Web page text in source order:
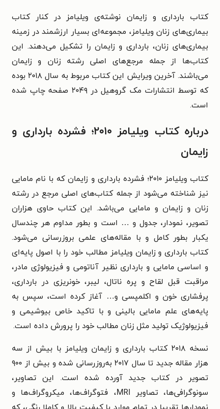
کتاب بارداری و زایمان نوشته‌ی ویلیامز در کنار کتاب
بیماری‌های زنان ویلیامز، مجموعه‌ای بسیار ارزشمند در زمینه
بیماری‌های زنان، بارداری و زایمان را تشکیل می‌دهند. این
کتاب‌ها از جمله مرجع‌های اصلی رشته زنان و زایمان
می‌باشند. آخرین ویرایش این کتاب مربوط به سال ۲۰۱۸ بوده
که توسط انتشارات مک گروهیل در ۲۰۴۹ صفحه چاپ شده
است.
درباره کتاب ویلیامز ۲۰۱۰؛ فشرده بارداری و
زایمان
کتاب ویلیامز ۲۰۱۰؛ فشرده بارداری و زایمان که با نام مامایی
نیز شناخته می‌شود از جمله کتاب‌های اصلی مرجع در رشته
زنان و زایمان و مامایی می‌باشد. این کتاب حاوی هزاران
تصویر، نمودار، جدول و … است و بطور مداوم هر چندسال
یکبار بطور کامل و با مقاله‌های علمی بروزرسانی می‌شود.
کتاب بارداری و زایمان ویلیامز مطالب خود را با اصول پایه‌ای
و اساسی مامایی و بارداری نظیر آناتومی و فیزیولوژی مادر،
مراقبت قبل لقاح و پره ناتال، لیبر، خونریزی در بارداری،
پرفشاری خون و اکلمپسی و… آغاز کرده است، سپس به
پایه‌های علم مامایی بالینی و با تاکید خاص بیوشیمی و
فیزیولوژیک تولید مثل زنان مطالب خود را پرورش داده است.
نسخه ۲۰۱۸ کتاب بارداری و زایمان ویلیامز با بیش از سه
هزار مقاله جدید تا سال ۲۰۱۷ به‌روزرسانی شده و بیش از ۹۰۰
تصویر در کتاب جدید آورده شده است. این تصاویر،
سونوگرافی‌ها، تصاویر MRI، فتوگراف‌ها، میکروگراف‌ها و